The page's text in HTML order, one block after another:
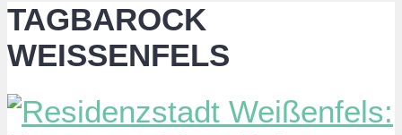
TAGBAROCK
WEISSENFELS